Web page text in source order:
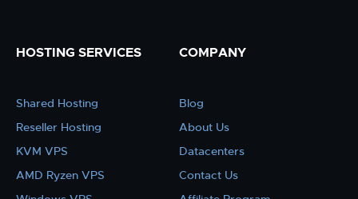
HOSTING SERVICES
Shared Hosting
Reseller Hosting
KVM VPS
AMD Ryzen VPS
COMPANY
Blog
About Us
Datacenters
Contact Us